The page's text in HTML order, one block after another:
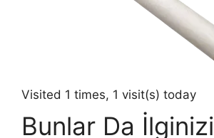
Visited 1 times, 1 visit(s) today
Bunlar Da İlginizi